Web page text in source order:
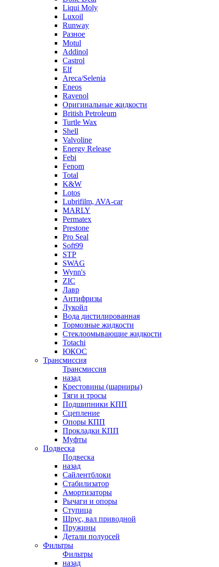
Liqui Moly
Luxoil
Runway
Разное
Motul
Addinol
Castrol
Elf
Areca/Selenia
Eneos
Ravenol
Оригинальные жидкости
British Petroleum
Turtle Wax
Shell
Valvoline
Energy Release
Febi
Fenom
Total
K&W
Lotos
Lubrifilm, AVA-car
MARLY
Permatex
Prestone
Pro Seal
Soft99
STP
SWAG
Wynn's
ZIC
Лавр
Антифризы
Лукойл
Вода дистилированная
Тормозные жидкости
Стеклоомывающие жидкости
Totachi
ЮКОС
Трансмиссия
Трансмиссия
назад
Крестовины (шарниры)
Тяги и тросы
Подшипники КПП
Сцепление
Опоры КПП
Прокладки КПП
Муфты
Подвеска
Подвеска
назад
Сайлентблоки
Стабилизатор
Амортизаторы
Рычаги и опоры
Ступица
Шрус, вал приводной
Пружины
Детали полуосей
Фильтры
Фильтры
назад